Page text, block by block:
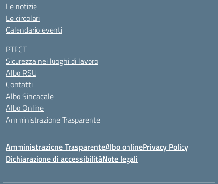
Le notizie
Le circolari
Calendario eventi
PTPCT
Sicurezza nei luoghi di lavoro
Albo RSU
Contatti
Albo Sindacale
Albo Online
Amministrazione Trasparente
Amministrazione TrasparenteAlbo onlinePrivacy Policy
Dichiarazione di accessibilitàNote legali